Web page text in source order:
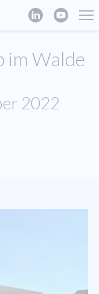
im Walde
2022